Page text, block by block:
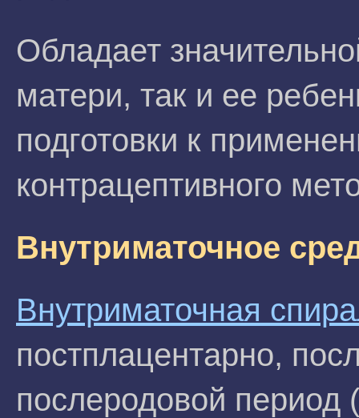
Обладает
матери, так и ее
подготовки к
контрацептивного
Внутриматочное
Внутриматочная
постплацентарно,
послеродовой период